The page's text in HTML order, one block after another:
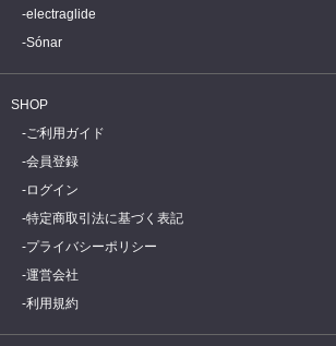
electraglide
Sónar
SHOP
ご利用ガイド
会員登録
ログイン
特定商取引法に基づく表記
プライバシーポリシー
運営会社
利用規約